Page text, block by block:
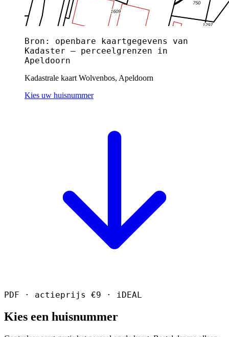
Bron: openbare kaartgegevens van
Kadaster — perceelgrenzen in
Apeldoorn
Kadastrale kaart Wolvenbos, Apeldoorn
Kies uw huisnummer
PDF · actieprijs €9 · iDEAL
Kies een huisnummer